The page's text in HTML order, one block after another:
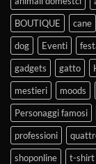
BOUTIQUE
cane
dog
Eventi
gadgets
gatto
mestieri
moods
Personaggi famosi
professioni
shoponline
t-shirt